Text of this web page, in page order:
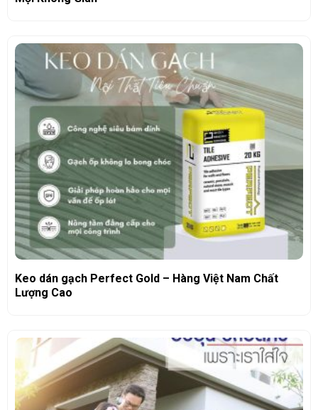
Keo dán gạch Perfect Gold – Hàng Việt Nam Chất
Lượng Cao